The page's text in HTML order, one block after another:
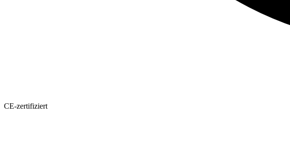
CE-zertifiziert